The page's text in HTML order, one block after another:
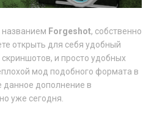
Forgeshot, собственно
открыть для себя удобный
и просто удобных
мод подобного формата в
данное дополнение в
уже сегодня.